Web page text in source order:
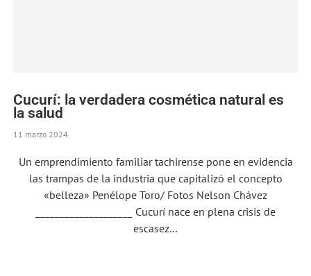
Cucurí: la verdadera cosmética natural es
la salud
11 marzo 2024
Un emprendimiento familiar tachirense pone en evidencia
las trampas de la industria que capitalizó el concepto
«belleza» Penélope Toro/ Fotos Nelson Chávez
____________________ Cucurí nace en plena crisis de
escasez…